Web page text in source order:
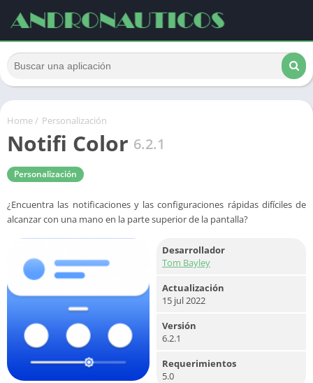
Home/ Personalización
Notifi Color 6.2.1
Personalización
¿Encuentra las notificaciones y las configuraciones rápidas difíciles de
alcanzar con una mano en la parte superior de la pantalla?
Desarrollador
Tom Bayley
Actualización
15 jul 2022
Versión
6.2.1
Requerimientos
5.0